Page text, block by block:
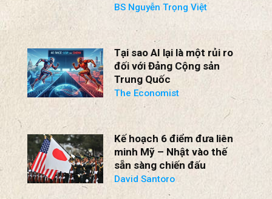
BS Nguyễn Trọng Việt
Tại sao AI lại là một rủi ro
đối với Đảng Cộng sản
Trung Quốc
The Economist
Kế hoạch 6 điểm đưa liên
minh Mỹ – Nhật vào thế
sẵn sàng chiến đấu
David Santoro